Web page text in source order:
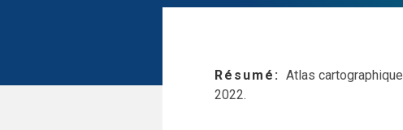
Résumé
Atlas
2022.